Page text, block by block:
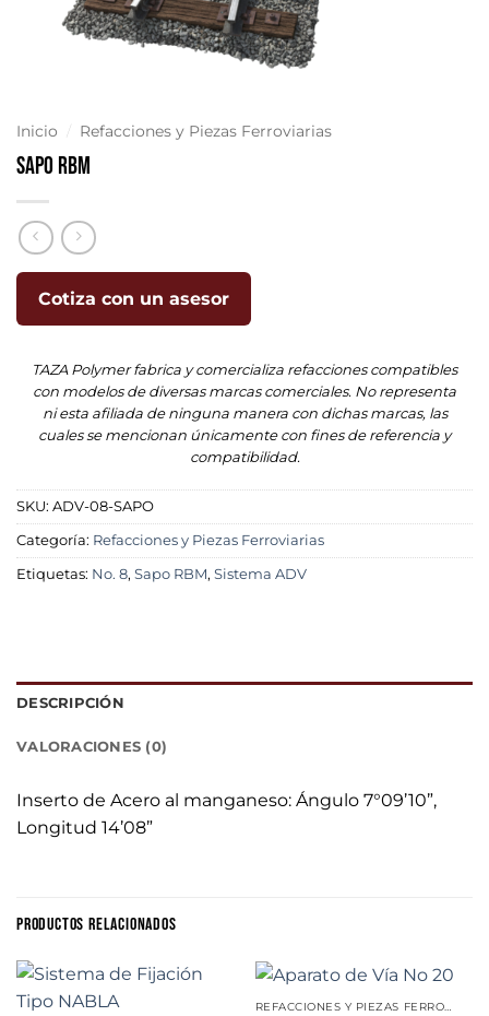
Inicio Refacciones y Piezas Ferroviarias
Sapo RBM
Cotiza con un asesor
TAZA Polymer fabrica y comercializa refacciones compatibles
con modelos de diversas marcas comerciales. No representa
ni esta afiliada de ninguna manera con dichas marcas, las
cuales se mencionan únicamente con fines de referencia y
compatibilidad.
SKU: ADV-08-SAPO
Categoría: Refacciones y Piezas Ferroviarias
Etiquetas: No. 8, Sapo RBM, Sistema ADV
DESCRIPCIÓN
VALORACIONES (0)
Inserto de Acero al manganeso: Ángulo 7°09’10”,
Longitud 14’08”
PRODUCTOS RELACIONADOS
REFACCIONES Y PIEZAS FERROVIARIAS